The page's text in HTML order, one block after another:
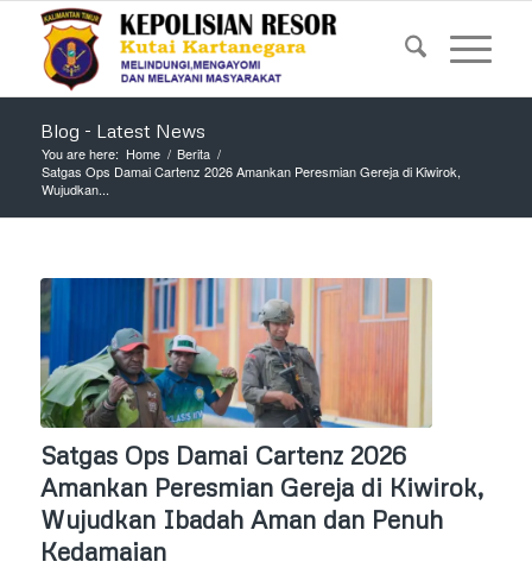
Blog - Latest News
You are here: Home / Berita /
Satgas Ops Damai Cartenz 2026 Amankan Peresmian Gereja di Kiwirok,
Wujudkan...
Satgas Ops Damai Cartenz 2026
Amankan Peresmian Gereja di Kiwirok,
Wujudkan Ibadah Aman dan Penuh
Kedamaian